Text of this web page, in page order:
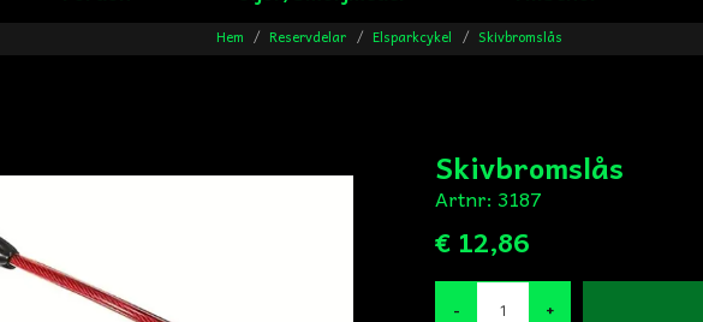
Hem Reservdelar Elsparkcykel Skivbromslås
Skivbromslås
Artnr: 3187
€ 12,86
- +